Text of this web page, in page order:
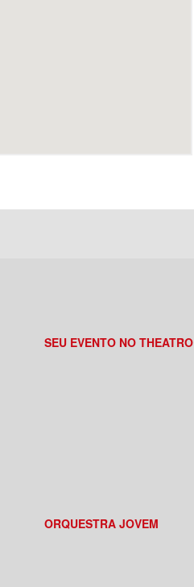
SEU EVENTO NO THEATRO
ORQUESTRA JOVEM